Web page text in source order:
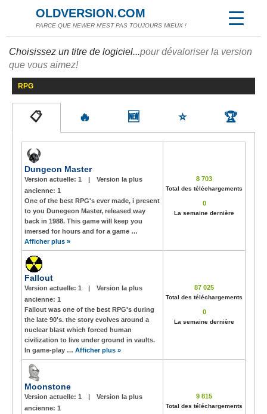
OLDVERSION.COM
PARCE QUE NEWER N'EST PAS TOUJOURS MIEUX !
Choisissez un titre de logiciel...pour dévaloriser la version
que vous aimez!
RPG
📋 🔥 🆕 ⭐ 🏆
Dungeon Master
Version actuelle: 1 |
Version la plus
ancienne: 1
One of the best RPG's ever made, i present
to you Dunegeon Master, released way
back in 1988. This game will keep you
imersed for hours and for a game …
Afficher plus »
8 703
Total des téléchargements
0
La semaine dernière
Fallout
Version actuelle: 1 |
Version la plus
ancienne: 1
Fallout was one of the best RPG's during
the late 90's. the story evolves around a
nuclear blast which forced human
civilization to live under ground in vaults.
In game-play … Afficher plus »
87 025
Total des téléchargements
0
La semaine dernière
Moonstone
Version actuelle: 1 |
Version la plus
ancienne: 1
9 815
Total des téléchargements